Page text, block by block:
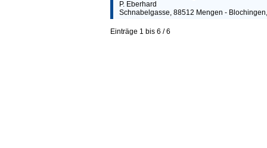
P. Eberhard
Schnabelgasse, 88512 Mengen -
Einträge 1 bis 6 / 6